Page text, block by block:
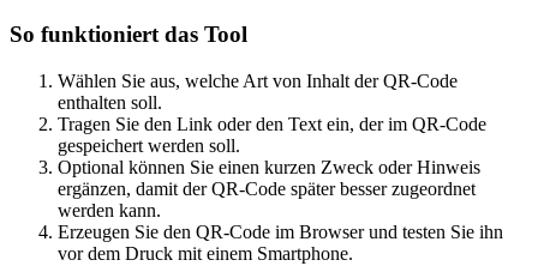
So funktioniert das Tool
Wählen Sie aus, welche Art von Inhalt der QR-Code
enthalten soll.
Tragen Sie den Link oder den Text ein, der im QR-Code
gespeichert werden soll.
Optional können Sie einen kurzen Zweck oder Hinweis
ergänzen, damit der QR-Code später besser zugeordnet
werden kann.
Erzeugen Sie den QR-Code im Browser und testen Sie ihn
vor dem Druck mit einem Smartphone.